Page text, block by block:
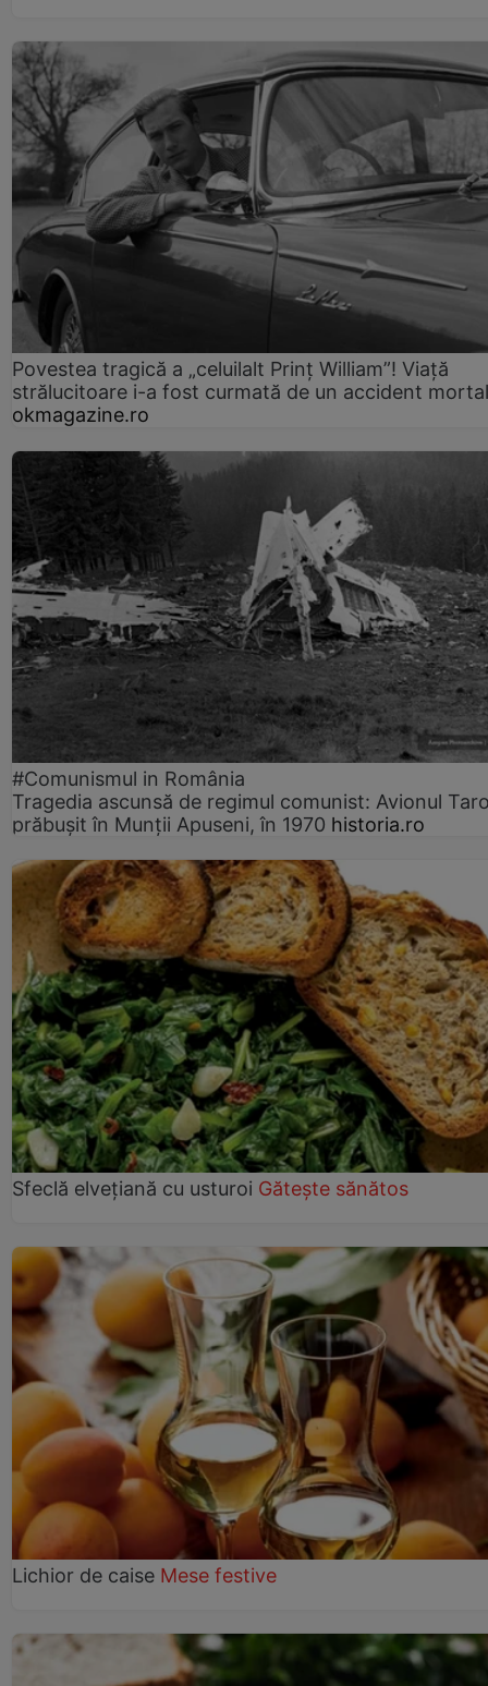
Povestea tragică a „celuilalt Prinț William”! Viață
strălucitoare i-a fost curmată de un accident mortal
okmagazine.ro
#Comunismul in România
Tragedia ascunsă de regimul comunist: Avionul
prăbușit în Munții Apuseni, în 1970 historia.ro
Sfeclă elvețiană cu usturoi Gătește sănătos
Lichior de caise Mese festive